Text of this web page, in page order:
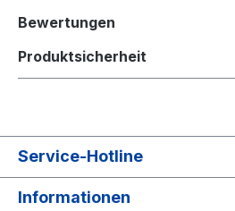
Bewertungen
Produktsicherheit
Service-Hotline
Informationen